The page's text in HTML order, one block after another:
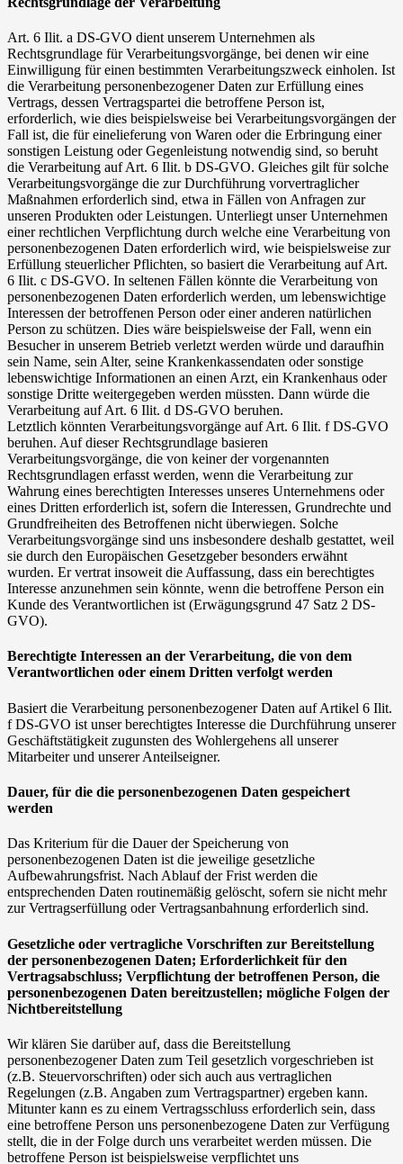
Art. 6 Ilit. a DS-GVO dient unserem Unternehmen als
Rechtsgrundlage für Verarbeitungsvorgänge, bei denen wir eine
Einwilligung für einen bestimmten Verarbeitungszweck einholen. Ist
die Verarbeitung personenbezogener Daten zur Erfüllung eines
Vertrags, dessen Vertragspartei die betroffene Person ist,
erforderlich, wie dies beispielsweise bei Verarbeitungsvorgängen der
Fall ist, die für einelieferung von Waren oder die Erbringung einer
sonstigen Leistung oder Gegenleistung notwendig sind, so beruht
die Verarbeitung auf Art. 6 Ilit. b DS-GVO. Gleiches gilt für solche
Verarbeitungsvorgänge die zur Durchführung vorvertraglicher
Maßnahmen erforderlich sind, etwa in Fällen von Anfragen zur
unseren Produkten oder Leistungen. Unterliegt unser Unternehmen
einer rechtlichen Verpflichtung durch welche eine Verarbeitung von
personenbezogenen Daten erforderlich wird, wie beispielsweise zur
Erfüllung steuerlicher Pflichten, so basiert die Verarbeitung auf Art.
6 Ilit. c DS-GVO. In seltenen Fällen könnte die Verarbeitung von
personenbezogenen Daten erforderlich werden, um lebenswichtige
Interessen der betroffenen Person oder einer anderen natürlichen
Person zu schützen. Dies wäre beispielsweise der Fall, wenn ein
Besucher in unserem Betrieb verletzt werden würde und daraufhin
sein Name, sein Alter, seine Krankenkassendaten oder sonstige
lebenswichtige Informationen an einen Arzt, ein Krankenhaus oder
sonstige Dritte weitergegeben werden müssten. Dann würde die
Verarbeitung auf Art. 6 Ilit. d DS-GVO beruhen.
Letztlich könnten Verarbeitungsvorgänge auf Art. 6 Ilit. f DS-GVO
beruhen. Auf dieser Rechtsgrundlage basieren
Verarbeitungsvorgänge, die von keiner der vorgenannten
Rechtsgrundlagen erfasst werden, wenn die Verarbeitung zur
Wahrung eines berechtigten Interesses unseres Unternehmens oder
eines Dritten erforderlich ist, sofern die Interessen, Grundrechte und
Grundfreiheiten des Betroffenen nicht überwiegen. Solche
Verarbeitungsvorgänge sind uns insbesondere deshalb gestattet, weil
sie durch den Europäischen Gesetzgeber besonders erwähnt
wurden. Er vertrat insoweit die Auffassung, dass ein berechtigtes
Interesse anzunehmen sein könnte, wenn die betroffene Person ein
Kunde des Verantwortlichen ist (Erwägungsgrund 47 Satz 2 DS-
GVO).
Berechtigte Interessen an der Verarbeitung, die von dem
Verantwortlichen oder einem Dritten verfolgt werden
Basiert die Verarbeitung personenbezogener Daten auf Artikel 6 Ilit.
f DS-GVO ist unser berechtigtes Interesse die Durchführung unserer
Geschäftstätigkeit zugunsten des Wohlergehens all unserer
Mitarbeiter und unserer Anteilseigner.
Dauer, für die die personenbezogenen Daten gespeichert
werden
Das Kriterium für die Dauer der Speicherung von
personenbezogenen Daten ist die jeweilige gesetzliche
Aufbewahrungsfrist. Nach Ablauf der Frist werden die
entsprechenden Daten routinemäßig gelöscht, sofern sie nicht mehr
zur Vertragserfüllung oder Vertragsanbahnung erforderlich sind.
Gesetzliche oder vertragliche Vorschriften zur Bereitstellung
der personenbezogenen Daten; Erforderlichkeit für den
Vertragsabschluss; Verpflichtung der betroffenen Person, die
personenbezogenen Daten bereitzustellen; mögliche Folgen der
Nichtbereitstellung
Wir klären Sie darüber auf, dass die Bereitstellung
personenbezogener Daten zum Teil gesetzlich vorgeschrieben ist
(z.B. Steuervorschriften) oder sich auch aus vertraglichen
Regelungen (z.B. Angaben zum Vertragspartner) ergeben kann.
Mitunter kann es zu einem Vertragsschluss erforderlich sein, dass
eine betroffene Person uns personenbezogene Daten zur Verfügung
stellt, die in der Folge durch uns verarbeitet werden müssen. Die
betroffene Person ist beispielsweise verpflichtet uns